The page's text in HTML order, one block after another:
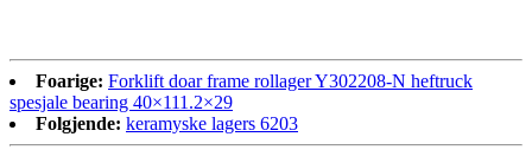
Foarige: Forklift doar frame rollager Y302208-N heftruck
spesjale bearing 40×111.2×29
Folgjende: keramyske lagers 6203